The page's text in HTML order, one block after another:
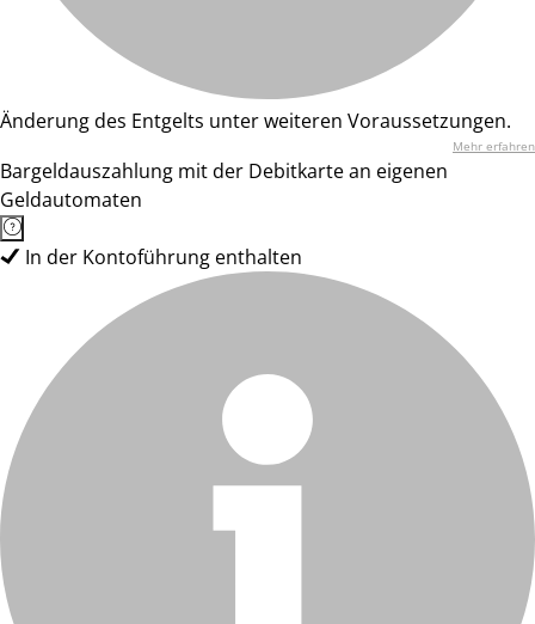
Änderung des Entgelts unter weiteren Voraussetzungen.
Mehr erfahren
Bargeldauszahlung mit der Debitkarte an eigenen
Geldautomaten
In der Kontoführung enthalten